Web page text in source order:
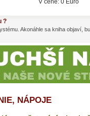
NÁPOJE
?
Akonáhle sa kniha objaví,
V cene: 0 Euro